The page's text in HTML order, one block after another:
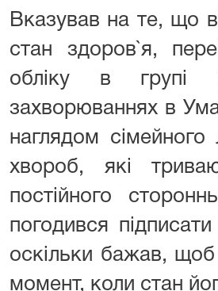
Вказував на те, що
стан здоров`я,
обліку в групі
захворюваннях в
наглядом сімейного
хвороб, які
постійного
погодився
оскільки бажав,
момент, коли стан